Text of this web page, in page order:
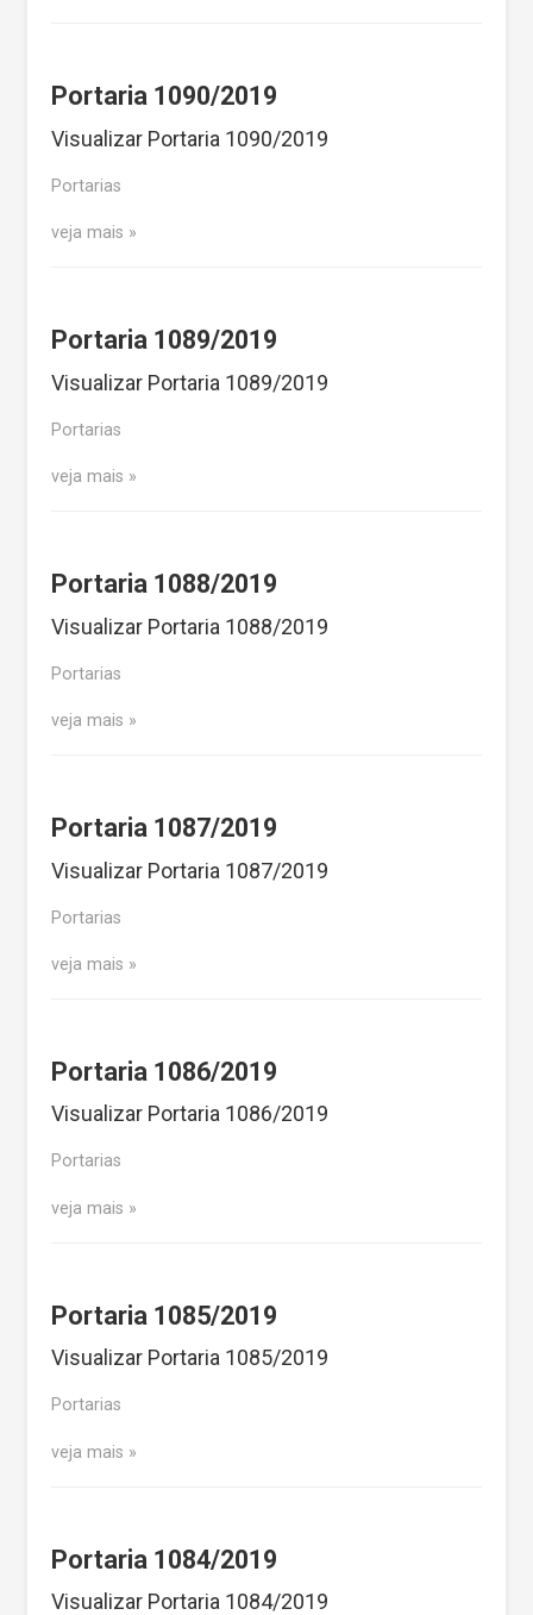
Portaria 1090/2019
Visualizar Portaria 1090/2019
Portarias
veja mais
Portaria 1089/2019
Visualizar Portaria 1089/2019
Portarias
veja mais
Portaria 1088/2019
Visualizar Portaria 1088/2019
Portarias
veja mais
Portaria 1087/2019
Visualizar Portaria 1087/2019
Portarias
veja mais
Portaria 1086/2019
Visualizar Portaria 1086/2019
Portarias
veja mais
Portaria 1085/2019
Visualizar Portaria 1085/2019
Portarias
veja mais
Portaria 1084/2019
Visualizar Portaria 1084/2019